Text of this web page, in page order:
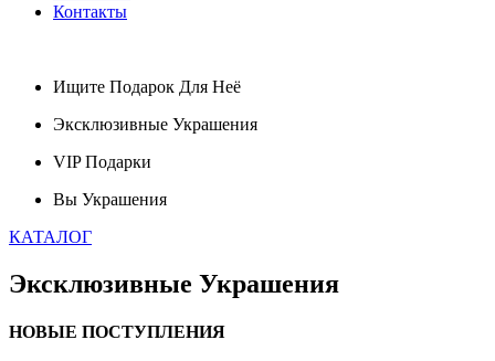
Контакты
Ищите Подарок Для Неё
Эксклюзивные Украшения
VIPПодарки
Вы Украшения
КАТАЛОГ
Эксклюзивные Украшения
НОВЫЕ ПОСТУПЛЕНИЯ